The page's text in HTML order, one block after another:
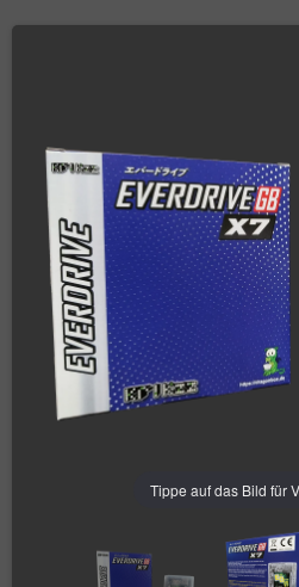
Tippe auf das Bild für